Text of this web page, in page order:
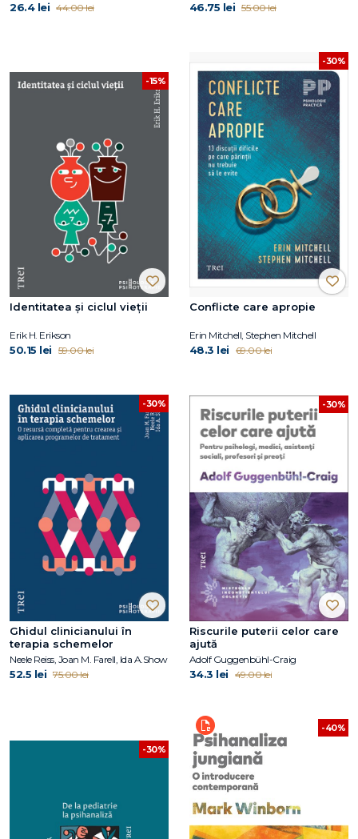
26.4 lei 44.00 lei 46.75 lei 55.00 lei
-15%
Identitatea și ciclul vieții
Erik H. Erikson
50.15 lei 59.00 lei
-30%
Conflicte care apropie
Erin Mitchell, Stephen Mitchell
48.3 lei 69.00 lei
-30%
Ghidul clinicianului în
terapia schemelor
Neele Reiss, Joan M. Farell, Ida A.Show
52.5 lei 75.00 lei
-30%
Riscurile puterii celor care
ajută
Adolf Guggenbühl-Craig
34.3 lei 49.00 lei
-30%
-40%